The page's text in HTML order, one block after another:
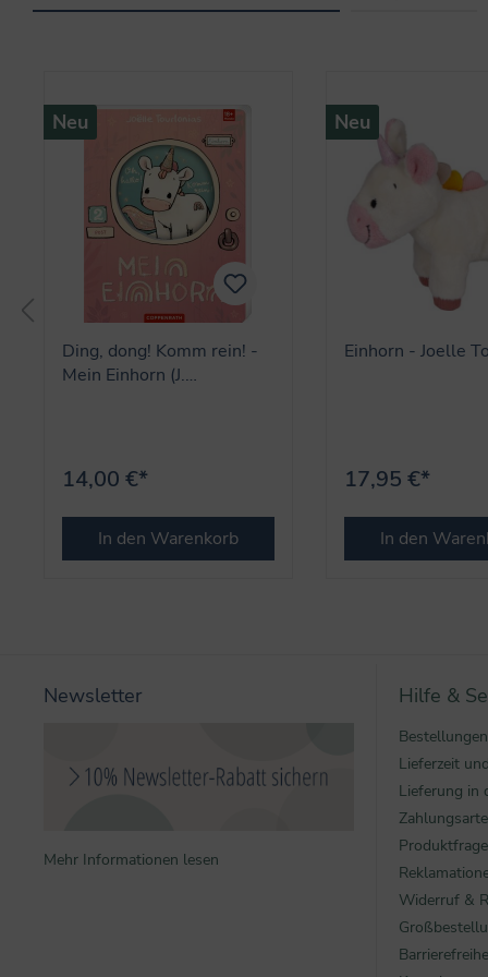
Neu
Ding, dong! Komm rein! -
Mein Einhorn (J.
14,00 €*
In den Warenkorb
Neu
Einhorn - Joelle
17,95 €*
In den
Newsletter
Mehr Informationen lesen
Hilfe &
Bestellungen
Lieferzeit
Lieferung in
Widerruf &